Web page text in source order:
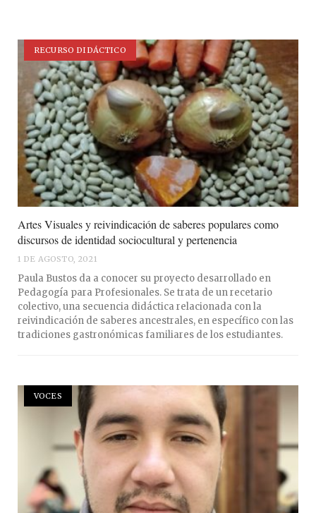
RECURSO DIDÁCTICO
Artes Visuales y reivindicación de saberes populares como
discursos de identidad sociocultural y pertenencia
1 DE AGOSTO, 2021
Paula Bustos da a conocer su proyecto desarrollado en
Pedagogía para Profesionales. Se trata de un recetario
colectivo, una secuencia didáctica relacionada con la
reivindicación de saberes ancestrales, en específico con las
tradiciones gastronómicas familiares de los estudiantes.
VOCES